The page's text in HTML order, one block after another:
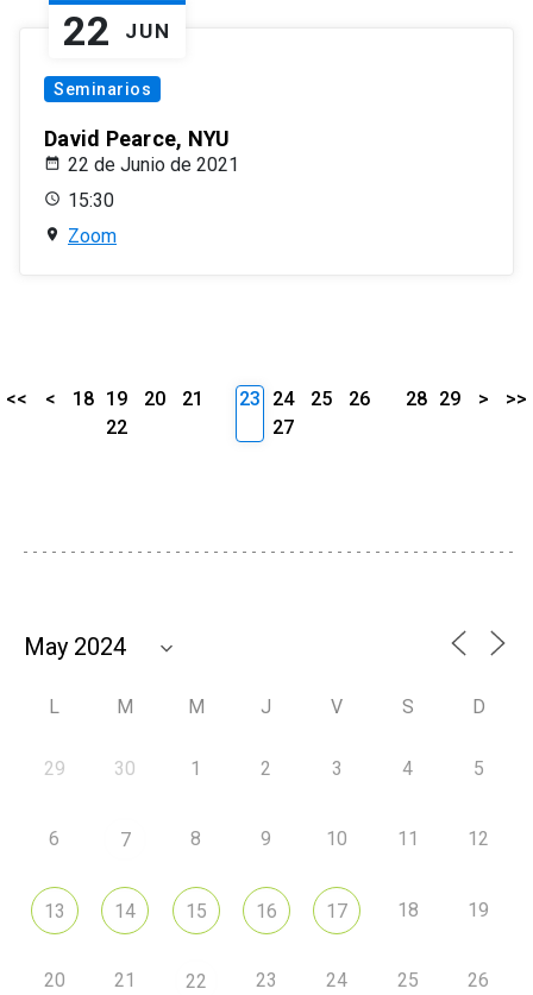
22 JUN
Seminarios
David Pearce, NYU
22 de Junio de 2021
15:30
Zoom
<< < 18 19 20
21
22
23 24 25
26
27
28 29 > >>
L M M J V S D
29 30 1 2 3 4 5
6 7 8 9 10 11 12
13 14 15 16 17 18 19
20 21 22 23 24 25 26